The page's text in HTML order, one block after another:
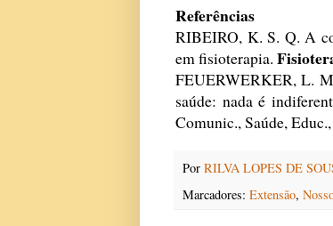
Referências
RIBEIRO, K. S. Q. A
em fisioterapia.
FEUERWERKER, L.
saúde: nada é
Comunic., Saúde,
Por RILVA LOPES DE
Marcadores: Extensão,